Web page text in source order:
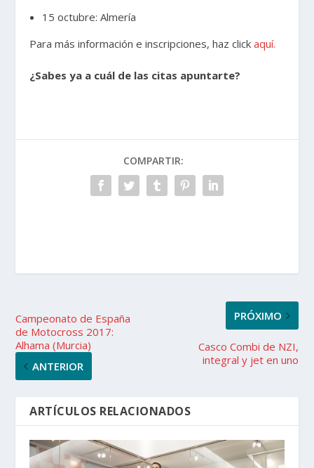
15 octubre: Almería
Para más información e inscripciones, haz clickaquí.
¿Sabes ya a cuál de las citas apuntarte?
COMPARTIR:
Campeonato de España
de Motocross 2017:
Alhama (Murcia)
ANTERIOR
PRÓXIMO
Casco Combi de NZI,
integral y jet en uno
ARTÍCULOS RELACIONADOS